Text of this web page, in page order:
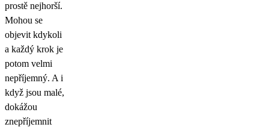
prostě nejhorší.
Mohou se
objevit kdykoli
a každý krok je
potom velmi
nepříjemný. A i
když jsou malé,
dokážou
znepříjemnit